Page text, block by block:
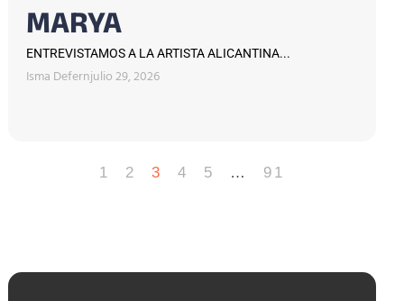
MARYA
ENTREVISTAMOS A LA ARTISTA ALICANTINA...
Isma Defernjulio 29, 2026
1 2 3 4 5 … 91